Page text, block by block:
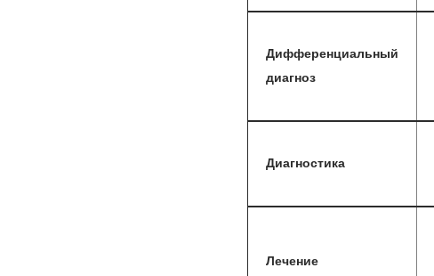
Дифференциальный
диагноз
Диагностика
Лечение